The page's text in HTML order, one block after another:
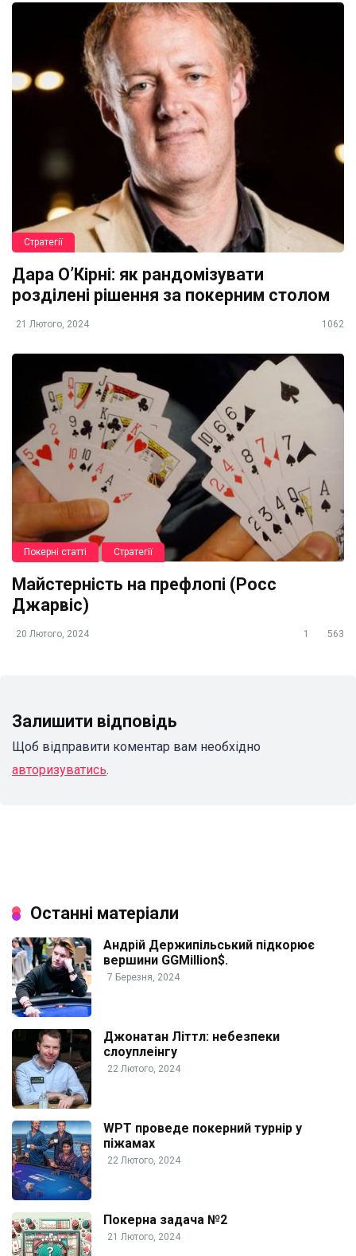
Стратегії
Дара О’Кірні: як рандомізувати
розділені рішення за покерним столом
21 Лютого, 2024 1062
Покерні статті Стратегії
Майстерність на префлопі (Росс
Джарвіс)
20 Лютого, 2024 1 563
Залишити відповідь
Щоб відправити коментар вам необхідно
авторизуватись.
Останні матеріали
Андрій Держипільський підкорює
вершини GGMillion$.
7 Березня, 2024
Джонатан Літтл: небезпеки
слоуплеінгу
22 Лютого, 2024
WPT проведе покерний турнір у
піжамах
22 Лютого, 2024
Покерна задача №2
21 Лютого, 2024